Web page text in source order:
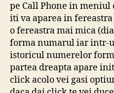
pe Call Phone in
iti va aparea in
o fereastra mai mica
forma numarul iar intr-
istoricul numerelor
partea dreapta apare
click acolo vei gasi